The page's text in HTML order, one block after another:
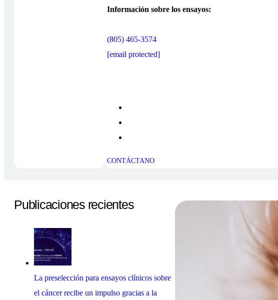
Información sobre los ensayos:
(805) 465-3574
[email protected]
CONTÁCTANO
Publicaciones recientes
La preselección para ensayos clínicos sobre
el cáncer recibe un impulso gracias a la